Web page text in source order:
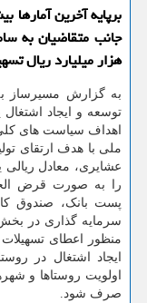
هزار میلیارد ریال تسهیلات به ۱۳۷ هزار
به گزارش مسیرساز به
توسعه و ایجاد
اهداف سیاست های
ملی با هدف ارتقای
را به صورت قرض
پست بانک، صندوق
سرمایه گذاری در بخش
منظور اعطای
اولویت روستاها و
صرف شود.